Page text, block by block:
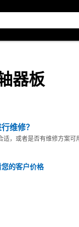
器板
维修？
适，或者是否有维修方案可
的客户价格